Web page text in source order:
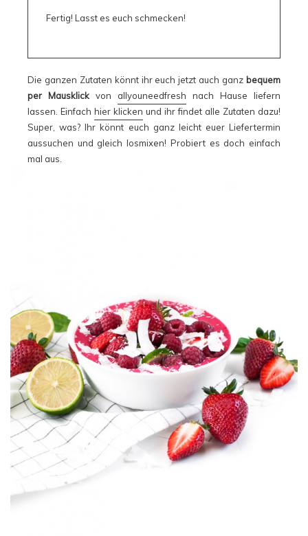
Fertig! Lasst es euch schmecken!
Die ganzen Zutaten könnt ihr euch jetzt auch ganz bequem
per Mausklick von allyouneedfresh nach Hause liefern
lassen. Einfach hier klicken und ihr findet alle Zutaten dazu!
Super, was? Ihr könnt euch ganz leicht euer Liefertermin
aussuchen und gleich losmixen! Probiert es doch einfach
mal aus.